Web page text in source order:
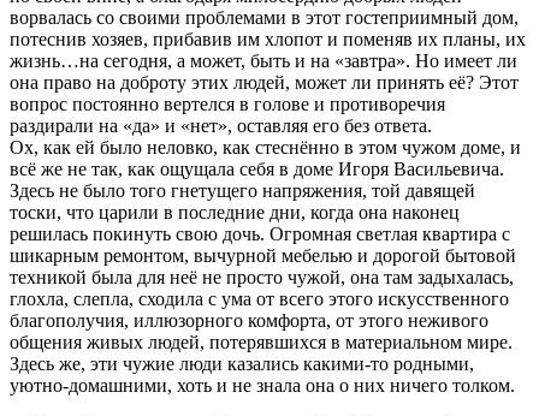
ворвалась со своими проблемами в этот гостеприимный дом,
потеснив хозяев, прибавив им хлопот и поменяв их планы, их
жизнь…на сегодня, а может, быть и на «завтра». Но имеет ли
она право на доброту этих людей, может ли принять её? Этот
вопрос постоянно вертелся в голове и противоречия
раздирали на «да» и «нет», оставляя его без ответа.
Ох, как ей было неловко, как стеснённо в этом чужом доме, и
всё же не так, как ощущала себя в доме Игоря Васильевича.
Здесь не было того гнетущего напряжения, той давящей
тоски, что царили в последние дни, когда она наконец
решилась покинуть свою дочь. Огромная светлая квартира с
шикарным ремонтом, вычурной мебелью и дорогой бытовой
техникой была для неё не просто чужой, она там задыхалась,
глохла, слепла, сходила с ума от всего этого искусственного
благополучия, иллюзорного комфорта, от этого неживого
общения живых людей, потерявшихся в материальном мире.
Здесь же, эти чужие люди казались какими-то родными,
уютно-домашними, хоть и не знала она о них ничего толком.